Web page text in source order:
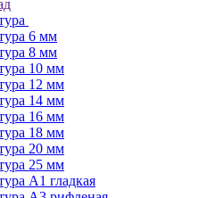
6 мм
8 мм
10 мм
12 мм
14 мм
16 мм
18 мм
20 мм
25 мм
А1 гладкая